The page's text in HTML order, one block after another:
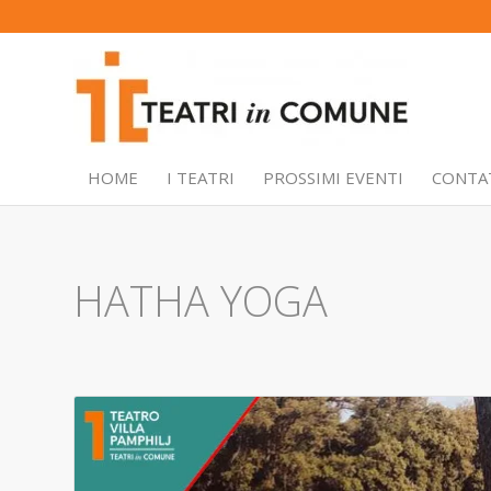
HOME I TEATRI PROSSIMI EVENTI
HATHA YOGA